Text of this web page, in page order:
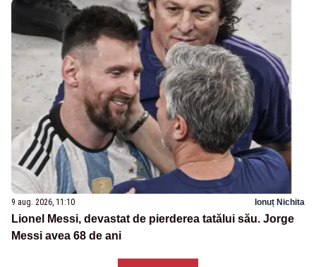
9 aug. 2026, 11:10 Ionuț Nichita
Lionel Messi, devastat de pierderea tatălui său. Jorge
Messi avea 68 de ani